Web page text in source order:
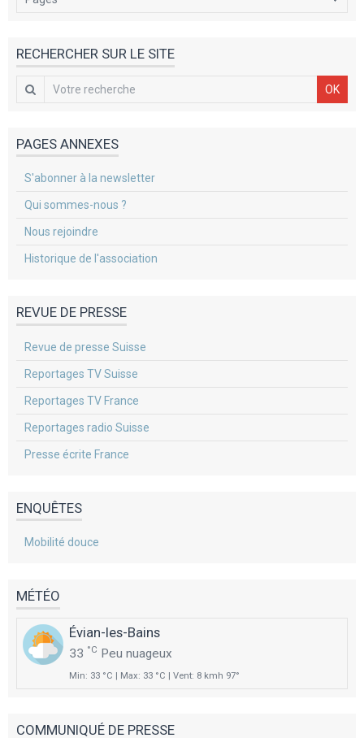
RECHERCHER SUR LE SITE
OK
PAGES ANNEXES
S'abonner à la newsletter
Qui sommes-nous ?
Nous rejoindre
Historique de l'association
REVUE DE PRESSE
Revue de presse Suisse
Reportages TV Suisse
Reportages TV France
Reportages radio Suisse
Presse écrite France
ENQUÊTES
Mobilité douce
MÉTÉO
Évian-les-Bains
33 °C Peu nuageux
Min: 33 °C | Max: 33 °C | Vent: 8 kmh 97°
COMMUNIQUÉ DE PRESSE